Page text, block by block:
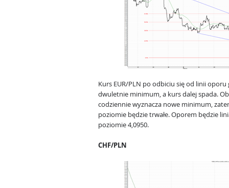
Kurs EUR/PLN po odbiciu się od linii oporu
dwuletnie minimum, a kurs dalej spada.
codziennie wyznacza nowe minimum,
poziomie będzie trwałe. Oporem będzie
poziomie 4,0950.
CHF/PLN